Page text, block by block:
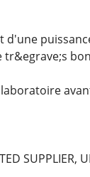
SUPPLIER,